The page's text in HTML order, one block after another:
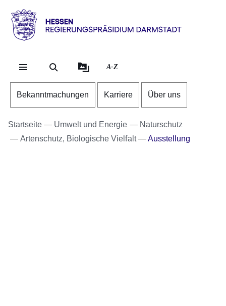
Direkt zum Kopf der
Direkt zum Inhalt
Direkt zum Fuß der
Hessen
RP
Darmstadt
A-Z
Bekanntmachungen Karriere Über uns
Startseite Umwelt und Energie
Naturschutz
Artenschutz, Biologische Vielfalt
Ausstellung